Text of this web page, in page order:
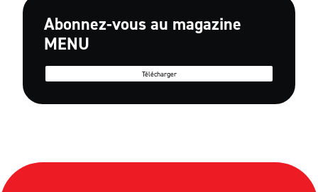
Abonnez-vous au magazine
MENU
Télécharger